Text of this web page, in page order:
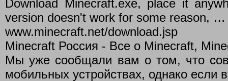
Download Minecraft.exe, place it
version doesn't work for some reason, …
www.minecraft.net/download.jsp
Minecraft Россия - Все о Minecraft,
Мы уже сообщали вам о том, что
мобильных устройствах, однако если